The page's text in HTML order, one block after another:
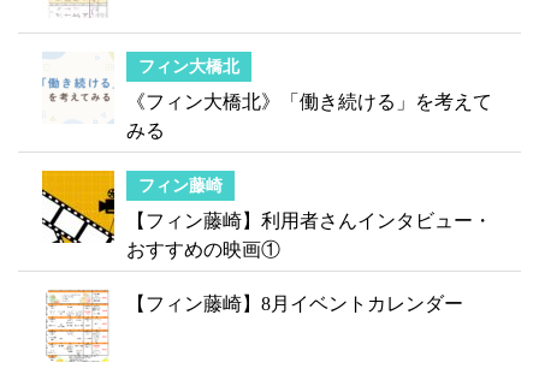
フィン大橋北
《フィン大橋北》「働き続ける」を考えて
みる
フィン藤崎
【フィン藤崎】利用者さんインタビュー・
おすすめの映画①
【フィン藤崎】8月イベントカレンダー